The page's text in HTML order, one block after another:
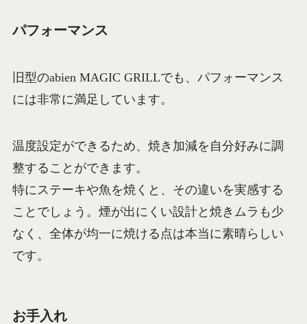
パフォーマンス
旧型のabien MAGIC GRILLでも、パフォーマンス
には非常に満足しています。
温度設定ができるため、焼き加減を自分好みに調
整することができます。
特にステーキや魚を焼くと、その違いを実感する
ことでしょう。煙が出にくい設計と焼きムラも少
なく、全体が均一に焼ける点は本当に素晴らしい
です。
お手入れ